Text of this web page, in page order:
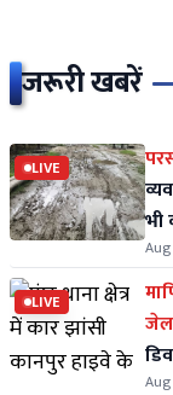
जरूरी खबरें
LIVE
भी
LIVE